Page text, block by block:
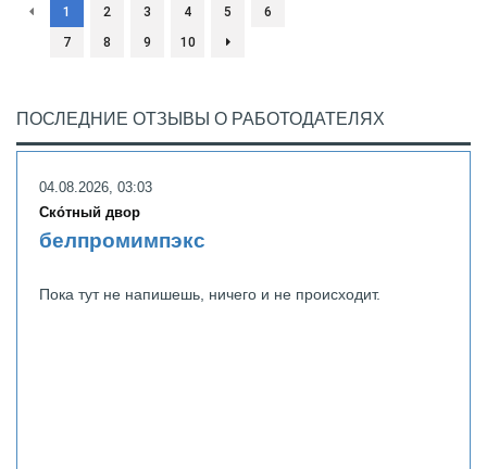
1 2 3 4 5
6
7
8 9 10
ПОСЛЕДНИЕ ОТЗЫВЫ О РАБОТОДАТЕЛЯХ
04.08.2026, 03:03
Ско́тный двор
белпромимпэкс
Пока тут не напишешь, ничего и не происходит.